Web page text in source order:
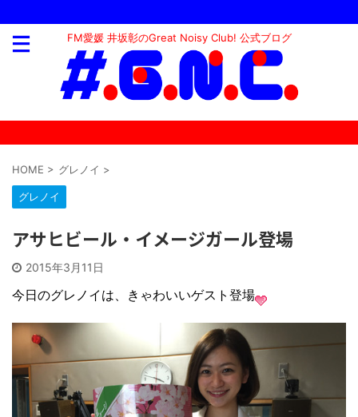
FM愛媛 井坂彰のGreat Noisy Club! 公式ブログ
HOME > グレノイ >
グレノイ
アサヒビール・イメージガール登場
2015年3月11日
今日のグレノイは、きゃわいいゲスト登場